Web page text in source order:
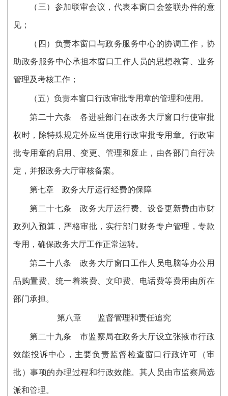
（三）参加联审会议，代表本窗口会签联办件的意
见；
（四）负责本窗口与政务服务中心的协调工作，协
助政务服务中心承担本窗口工作人员的思想教育、业务
管理及考核工作；
（五）负责本窗口行政审批专用章的管理和使用。
第二十六条 各进驻部门在政务大厅窗口行使审批
权时，除特殊规定外应当使用行政审批专用章。行政审
批专用章的启用、变更、管理和废止，由各部门自行决
定，并报政务大厅审核备案。
第七章 政务大厅运行经费的保障
第二十七条 政务大厅运行费、设备更新费由市财
政列入预算，严格审批，实行部门财务专户管理，专款
专用，确保政务大厅工作正常运转。
第二十八条 政务大厅窗口工作人员电脑等办公用
品购置费、统一着装费、文印费、电话费等费用由所在
部门承担。
第八章 监督管理和责任追究
第二十九条 市监察局在政务大厅设立张掖市行政
效能投诉中心，主要负责监督检查窗口行政许可（审
批）事项的办理过程和行政效能。其人员由市监察局选
派和管理。